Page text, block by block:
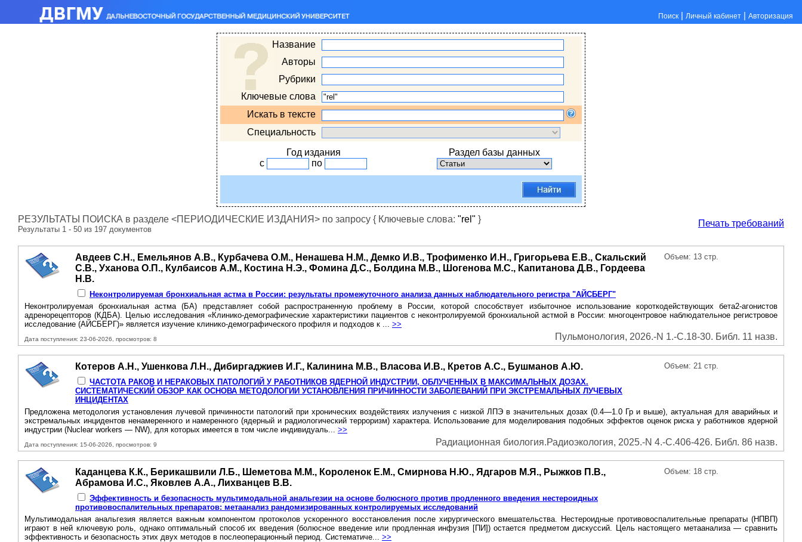
Поиск | Личный кабинет | Авторизация
Название
Авторы
Рубрики
Ключевые слова
Искать в тексте
Специальность
Год издания
Раздел базы данных
с
по
РЕЗУЛЬТАТЫ ПОИСКА в разделе <ПЕРИОДИЧЕСКИЕ ИЗДАНИЯ> по запросу { Ключевые слова: "rel" }
Результаты 1 - 50 из 197 документов
Печать требований
Авдеев С.Н., Емельянов А.В., Курбачева О.М., Ненашева Н.М., Демко И.В., Трофименко И.Н., Григорьева Е.В., Скальский
С.В., Уханова О.П., Кулбаисов А.М., Костина Н.Э., Фомина Д.С., Болдина М.В., Шогенова М.С., Капитанова Д.В., Гордеева
Н.В.
Неконтролируемая бронхиальная астма в России: результаты промежуточного анализа данных наблюдательного регистра "АЙСБЕРГ"
Объем: 13 стр.
Неконтролируемая бронхиальная астма (БА) представляет собой распространенную проблему в России, которой способствует избыточное использование короткодействующих бета2-aгонистов
адренорецепторов (КДБА). Целью исследования «Клинико-демографические характеристики пациентов с неконтролируемой бронхиальной астмой в России: многоцентровое наблюдательное регистровое
исследование (АЙСБЕРГ)» является изучение клинико-демографического профиля и подходов к ... >>
Дата поступления: 23-06-2026, просмотров: 8 Пульмонология, 2026.-N 1.-С.18-30. Библ. 11 назв.
Котеров А.Н., Ушенкова Л.Н., Дибиргаджиев И.Г., Калинина М.В., Власова И.В., Кретов А.С., Бушманов А.Ю.
ЧАСТОТА РАКОВ И НЕРАКОВЫХ ПАТОЛОГИЙ У РАБОТНИКОВ ЯДЕРНОЙ ИНДУСТРИИ, ОБЛУЧЕННЫХ В МАКСИМАЛЬНЫХ ДОЗАХ.
СИСТЕМАТИЧЕСКИЙ ОБЗОР КАК ОСНОВА МЕТОДОЛОГИИ УСТАНОВЛЕНИЯ ПРИЧИННОСТИ ЗАБОЛЕВАНИЙ ПРИ ЭКСТРЕМАЛЬНЫХ ЛУЧЕВЫХ
ИНЦИДЕНТАХ
Объем: 21 стр.
Предложена методология установления лучевой причинности патологий при хронических воздействиях излучения с низкой ЛПЭ в значительных дозах (0.4—1.0 Гр и выше), актуальная для аварийных и
экстремальных инцидентов ненамеренного и намеренного (ядерный и радиологический терроризм) характера. Использование для моделирования подобных эффектов оценок риска у работников ядерной
индустрии (Nuclear workers — NW), для которых имеется в том числе индивидуаль... >>
Дата поступления: 15-06-2026, просмотров: 9 Радиационная биология.Радиоэкология, 2025.-N 4.-С.406-426. Библ. 86 назв.
Каданцева К.К., Берикашвили Л.Б., Шеметова М.М., Короленок Е.М., Смирнова Н.Ю., Ядгаров М.Я., Рыжков П.В.,
Абрамова И.С., Яковлев А.А., Лихванцев В.В.
Эффективность и безопасность мультимодальной анальгезии на основе болюсного против продленного введения нестероидных
противовоспалительных препаратов: метаанализ рандомизированных контролируемых исследований
Объем: 18 стр.
Мультимодальная анальгезия является важным компонентом протоколов ускоренного восстановления после хирургического вмешательства. Нестероидные противовоспалительные препараты (НПВП)
играют в ней ключевую роль, однако оптимальный способ их введения (болюсное введение или продленная инфузия [ПИ]) остается предметом дискуссий. Цель настоящего метаанализа — сравнить
эффективность и безопасность этих двух методов в послеоперационный период. Систематиче... >>